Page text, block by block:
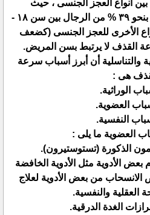
بين أنواع العجز الجنسى ، حيث
تقدرمعدلات الإصابة بالمرض بنحو ٣٩ % من الرجال بين سن ١٨ -
الأخرى للعجز الجنسى (كضعف
القذف لا يرتبط بسن المريض.
والتناسلية أن أبرز أسباب سرعة
هى :
العضوية ما يلى :
الذكورة (تستوستيرون).
بعض الأدوية مثل الأدوية الخافضة
من بعض الأدوية لعلاج
العقلية والنفسية.